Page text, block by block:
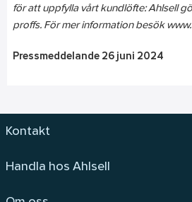
för att uppfylla vårt kundlöfte: Ahlsell
proffs. För mer information besök
Pressmeddelande 26 juni 2024
Kontakt
Handla hos Ahlsell